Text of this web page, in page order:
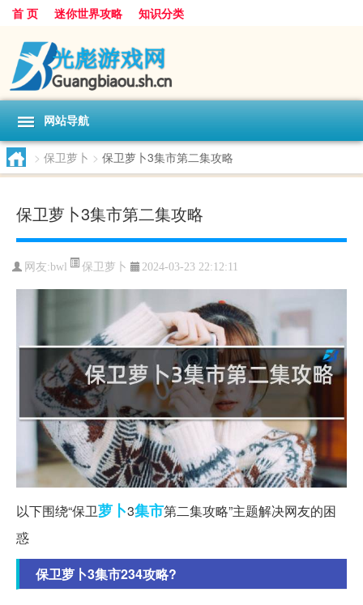
首 页 迷你世界攻略 知识分类
网站导航
> 保卫萝卜 > 保卫萝卜3集市第二集攻略
保卫萝卜3集市第二集攻略
网友:bwl 保卫萝卜 2024-03-23 22:12:11
以下围绕“保卫萝卜3集市第二集攻略”主题解决网友的困
惑
保卫萝卜3集市234攻略?